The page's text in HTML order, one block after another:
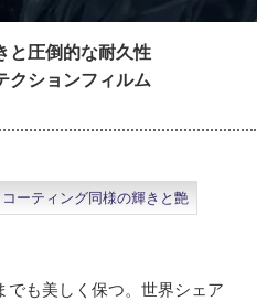
と圧倒的な耐久性
クションフィルム
コーティング同様の輝きと艶
でも美しく保つ。世界シェア